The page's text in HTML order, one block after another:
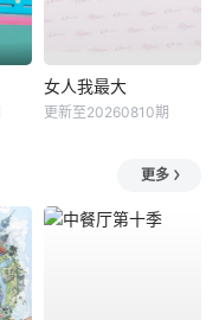
女人我最大
更新至20260810期
更多